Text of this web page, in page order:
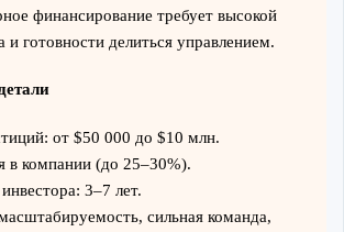
финансирование требует высокой
и готовности делиться управлением.
от $50 000 до $10 млн.
в компании (до 25–30%).
3–7 лет.
сильная команда,